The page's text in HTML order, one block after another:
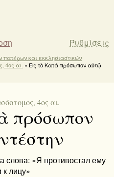
Ρυθμίσεις
και εκκλησιαστικών
4ος αι. » Εἰς τὸ Κατὰ πρόσωπον αὐτῷ
4ος αι.
πρόσωπον
слова: «Я противостал ему
лицу»